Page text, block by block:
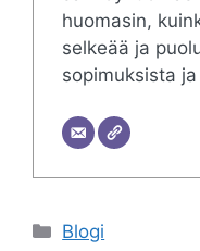
huomasin,
selkeää ja
sopimuksista
Categories
Blogi